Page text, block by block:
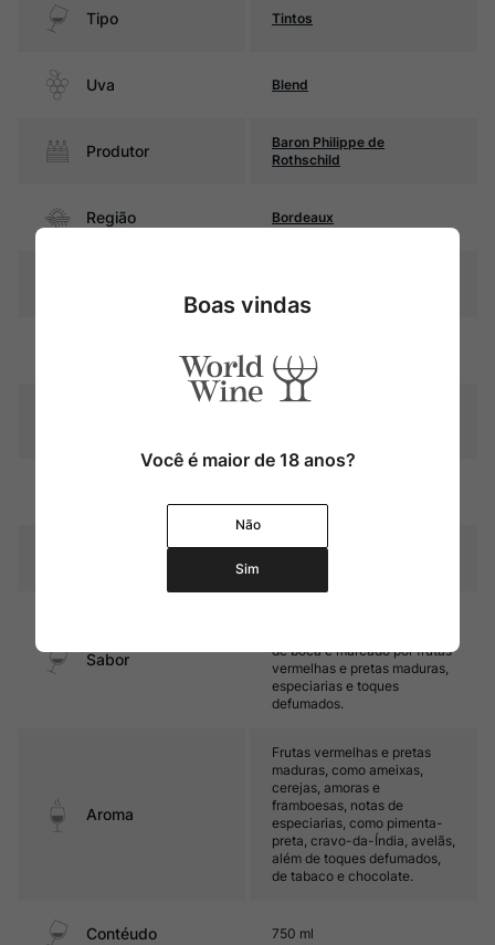
Tipo Tintos
Uva Blend
Produtor
Baron Philippe de
Rothschild
Região Bordeaux
carvalho (parte do vinho)
Sabor
de boca é marcado por frutas
vermelhas e pretas maduras,
especiarias e toques
defumados.
Aroma
Frutas vermelhas e pretas
maduras, como ameixas,
cerejas, amoras e
framboesas, notas de
especiarias, como pimenta-
preta, cravo-da-Índia, avelãs,
além de toques defumados,
de tabaco e chocolate.
Contéudo 750 ml
Boas vindas
Você é maior de 18 anos?
Não
Sim